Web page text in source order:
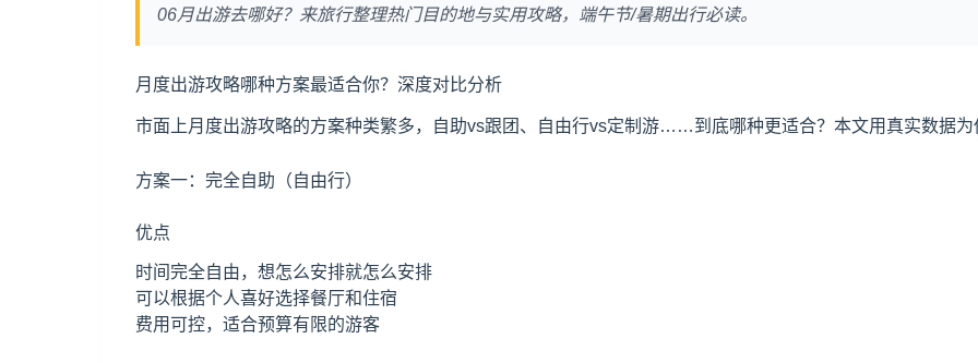
06月出游去哪好？来旅行整理热门目的地与实用攻略，端午节/暑期出行必读。
月度出游攻略哪种方案最适合你？深度对比分析
市面上月度出游攻略的方案种类繁多，自助vs跟团、自由行vs定制游……到底哪种更适合？本文用真实数据为
方案一：完全自助（自由行）
优点
时间完全自由，想怎么安排就怎么安排
可以根据个人喜好选择餐厅和住宿
费用可控，适合预算有限的游客